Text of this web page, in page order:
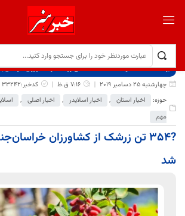
برگ نخست نوشته‌ها
?۳۵۴ تن زرشک از کشاورزان خراسان‌جنوبی خریداری شد
چهارشنبه 25 دسامبر 2019
7:16 ق.ظ
کدخبر:33242
حوزه:
اخبار استان , اخبار اسلایدر , اخبار اصلی ,
مهم
?۳۵۴ تن زرشک از کشاورزان
شد